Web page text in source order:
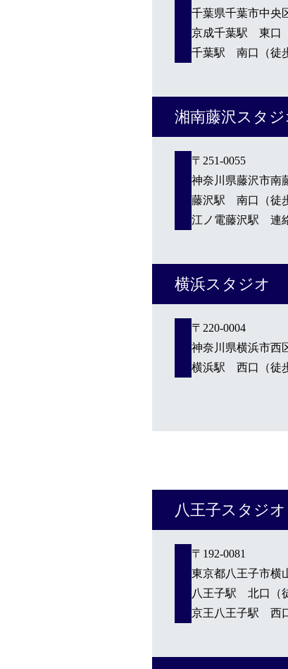
千葉県千葉市中央
京成千葉駅 東口
千葉駅 南口（徒
湘南藤沢スタジ
〒251-0055
神奈川県藤沢市南
藤沢駅 南口（徒
江ノ電藤沢駅 連
横浜スタジオ
〒220-0004
神奈川県横浜市西
横浜駅 西口（徒
八王子スタジオ
〒192-0081
東京都八王子市横
八王子駅 北口（
京王八王子駅 西